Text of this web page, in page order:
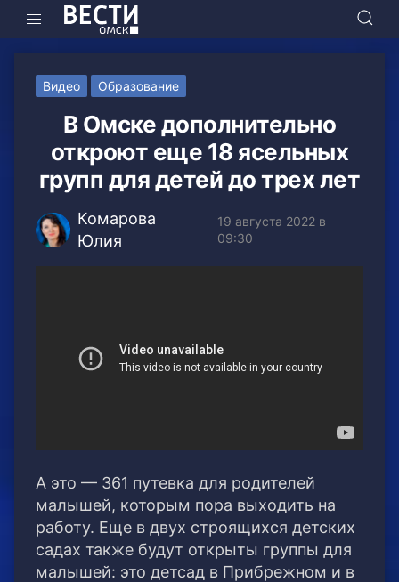
Видео Образование
В Омске дополнительно
откроют еще 18 ясельных
групп для детей до трех лет
Комарова
Юлия
19 августа 2022 в
09:30
А это — 361 путевка для родителей
малышей, которым пора выходить на
работу. Еще в двух строящихся детских
садах также будут открыты группы для
малышей: это детсад в Прибрежном и в